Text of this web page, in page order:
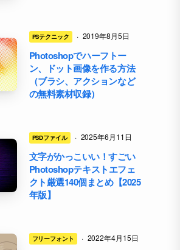
PSテクニック · 2019年8月5日
Photoshopでハーフトー
ン、ドット画像を作る方法
（ブラシ、アクションなど
の無料素材収録）
PSDファイル · 2025年6月11日
文字がかっこいい！すごい
Photoshopテキストエフェ
クト厳選140個まとめ【2025
年版】
フリーフォント · 2022年4月15日